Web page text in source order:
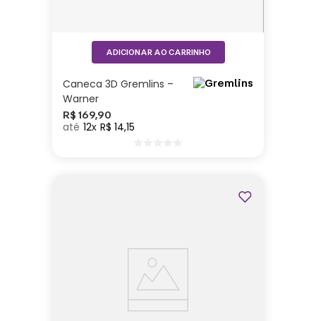
Caneca 3D Gremlins –
Warner
R$ 169,90
12 R$ 14,15
ADICIONAR AO CARRINHO